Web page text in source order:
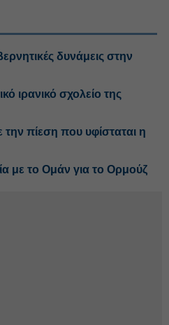
δυνάμεις στην
ιρανικό σχολείο της
πίεση που υφίσταται η
με το Ομάν για το Ορμούζ